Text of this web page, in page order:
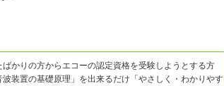
かりの方からエコーの認定資格を受験しようとする方
装置の基礎原理」を出来るだけ「やさしく・わかりやす